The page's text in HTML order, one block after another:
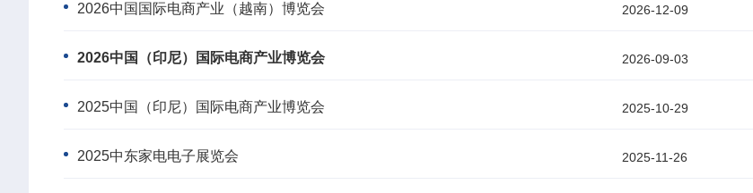
2026中国国际电商产业（越南）博览会 2026-12-09
2026中国（印尼）国际电商产业博览会 2026-09-03
2025中国（印尼）国际电商产业博览会 2025-10-29
2025中东家电电子展览会 2025-11-26